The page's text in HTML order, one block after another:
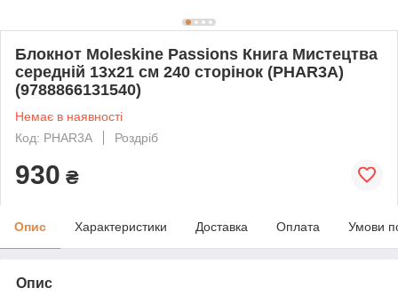
Блокнот Moleskine Passions Книга Мистецтва
середній 13х21 см 240 сторінок (PHAR3A)
(9788866131540)
Немає в наявності
Код: PHAR3A
Роздріб
930 ₴
Опис Характеристики Доставка Оплата Умови
Опис